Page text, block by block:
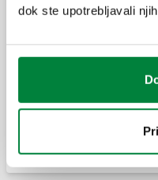
dok ste upotrebljavali